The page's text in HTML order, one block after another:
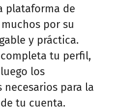
plataforma de
por su
y práctica.
tu perfil,
los
necesarios para la
tu cuenta.